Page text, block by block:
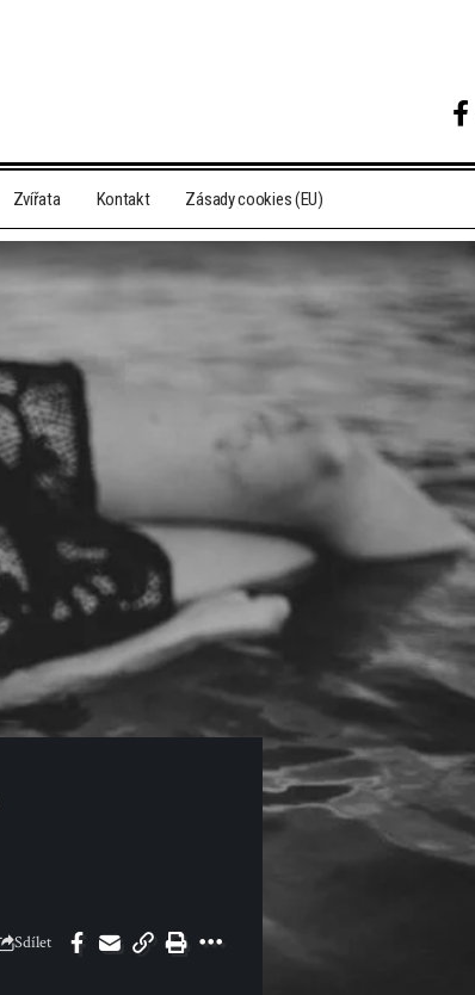
Zvířata Kontakt Zásady cookies (EU)
Sdílet